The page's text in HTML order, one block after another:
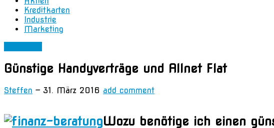
Kreditkarten
Industrie
Marketing
Günstige Handyverträge und Allnet Flat
Steffen — 31. März 2016 add comment
Wozu benötige ich einen